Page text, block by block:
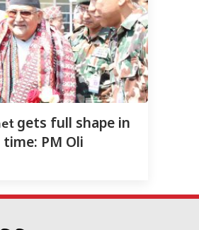
gets full shape in
PM Oli